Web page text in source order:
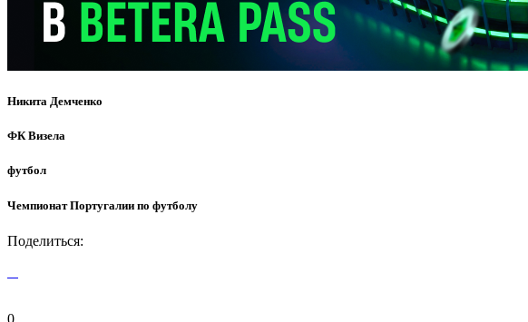
Никита Демченко
ФК Визела
футбол
Чемпионат Португалии по футболу
Поделиться:
0